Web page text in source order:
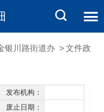
银川路街道办 > 文件政
发布机构：
废止日期：